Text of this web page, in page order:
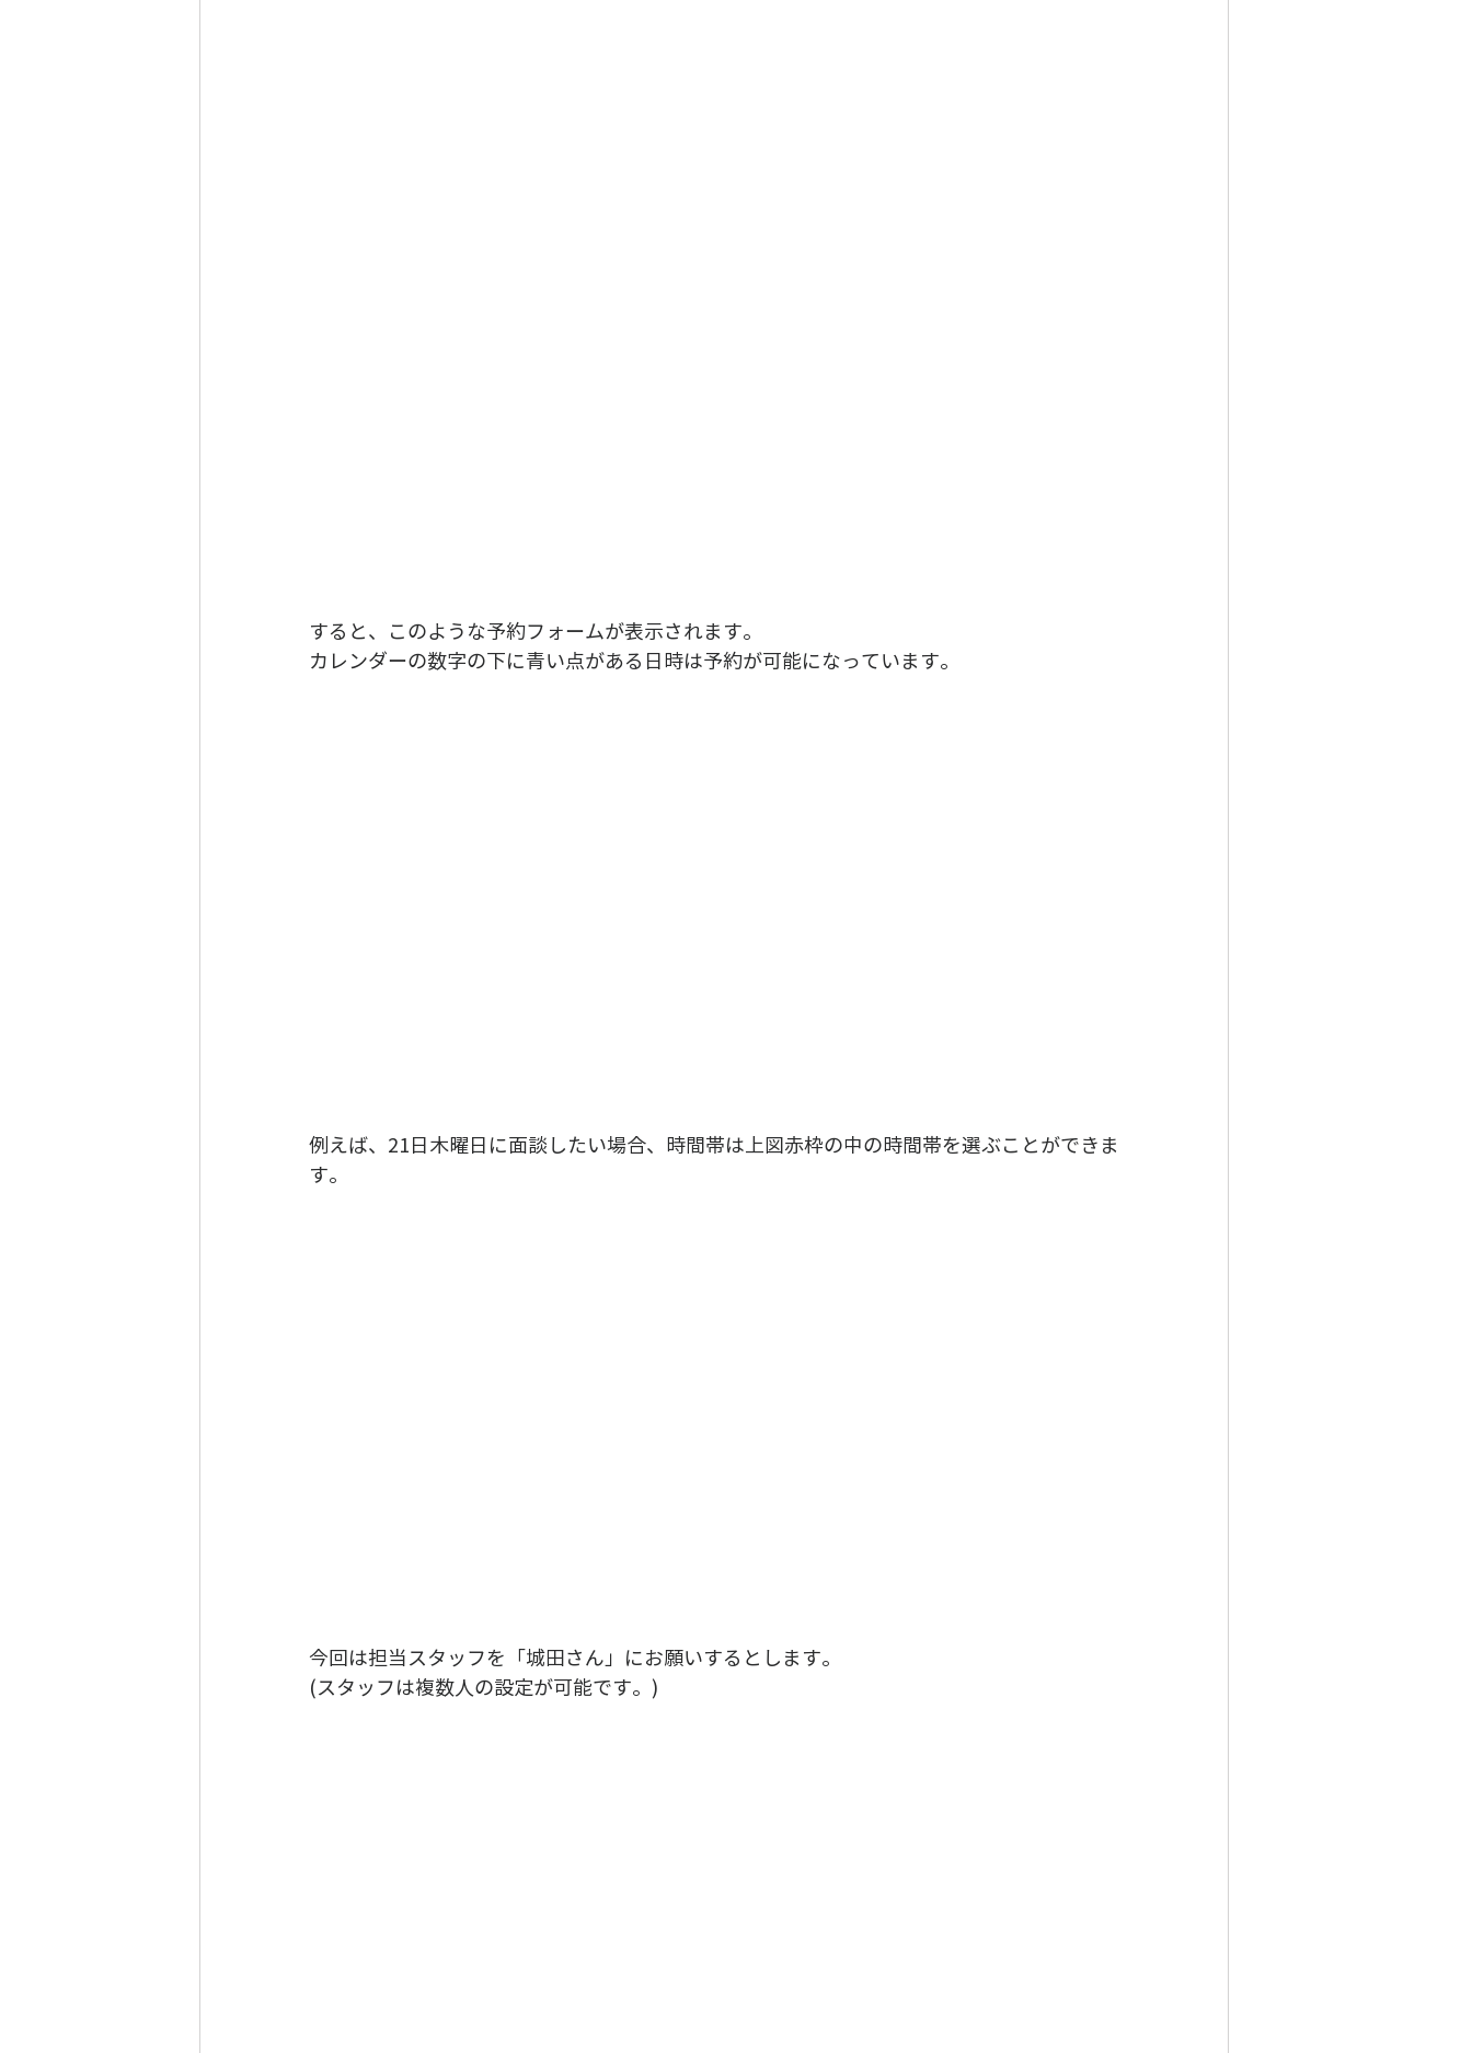
すると、このような予約フォームが表示されます。
カレンダーの数字の下に青い点がある日時は予約が可能になっています。
例えば、21日木曜日に面談したい場合、時間帯は上図赤枠の中の時間帯を選ぶことができま
す。
今回は担当スタッフを「城田さん」にお願いするとします。
(スタッフは複数人の設定が可能です。)